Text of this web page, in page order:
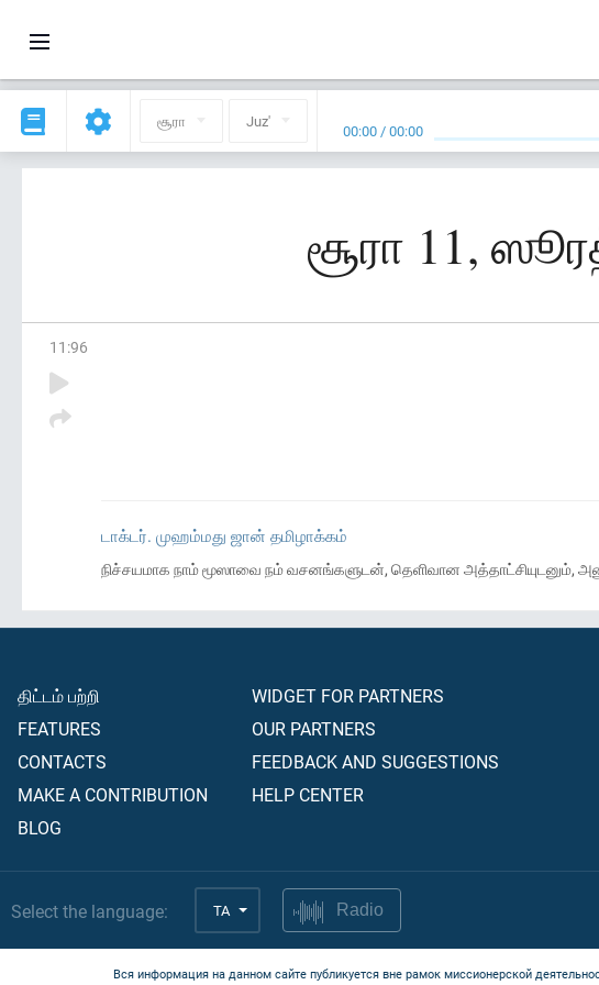
சூரா Juz' 00:00 /00:00
சூரா 11,
11 :96
டாக்டர். முஹம்மது ஜான் தமிழாக்கம்
நிச்சயமாக நாம் மூஸாவை நம் வசனங்களுடன், தெளிவான அத்தாட்சியுடனும்,
திட்டம் பற்றி
FEATURES
CONTACTS
MAKE A CONTRIBUTION
BLOG
WIDGET FOR PARTNERS
OUR PARTNERS
FEEDBACK AND SUGGESTIONS
HELP CENTER
Select the language: TA Radio
Вся информация на данном сайте публикуется вне рамок миссионерской